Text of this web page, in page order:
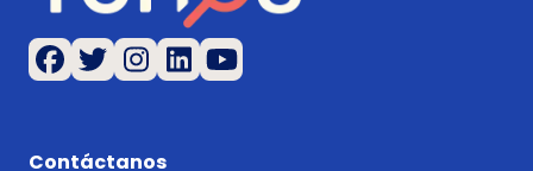
Contáctanos